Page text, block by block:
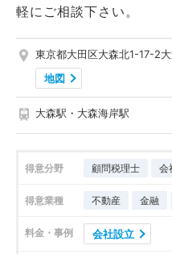
軽にご相談下さい。
東京都大田区大森北1-17-2
地図
大森駅・大森海岸駅
得意分野 顧問税理士 会
得意業種 不動産 金融
料金・事例 会社設立